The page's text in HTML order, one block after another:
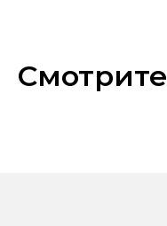
Смотрите